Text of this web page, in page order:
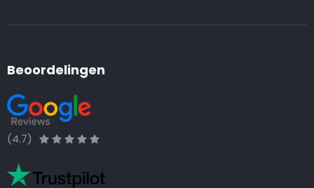
Beoordelingen
(4.7)